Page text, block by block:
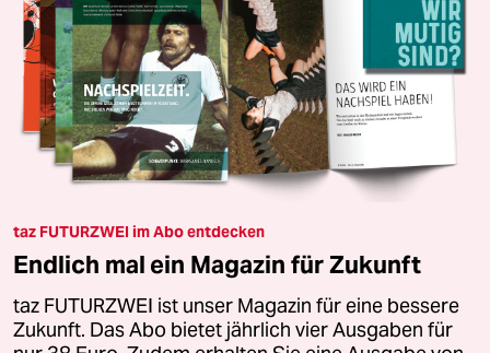
taz FUTURZWEI im Abo entdecken
Endlich mal ein Magazin für Zukunft
taz FUTURZWEI ist unser Magazin für eine bessere
Zukunft. Das Abo bietet jährlich vier Ausgaben für